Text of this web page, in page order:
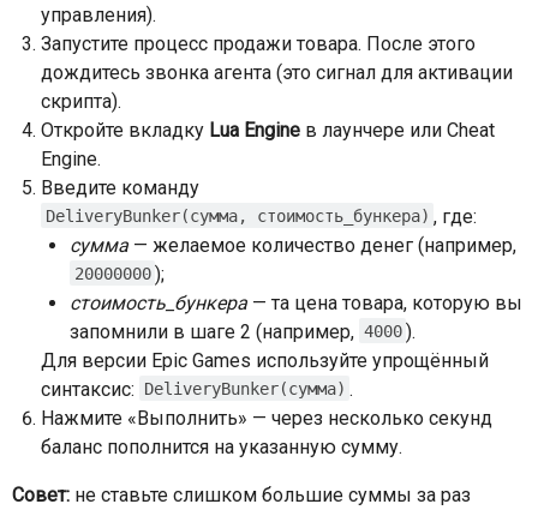
управления).
Запустите процесс продажи товара. После этого
дождитесь звонка агента (это сигнал для активации
скрипта).
Откройте вкладку Lua Engine в лаунчере или Cheat
Engine.
Введите команду
DeliveryBunker(сумма, стоимость_бункера) , где:
сумма — желаемое количество денег (например,
20000000 );
стоимость_бункера — та цена товара, которую вы
запомнили в шаге 2 (например, 4000 ).
Для версии Epic Games используйте упрощённый
синтаксис:
DeliveryBunker(сумма) .
Нажмите «Выполнить» — через несколько секунд
баланс пополнится на указанную сумму.
Совет: не ставьте слишком большие суммы за раз